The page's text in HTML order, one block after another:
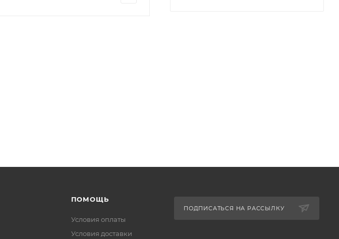
ПОМОЩЬ
Условия оплаты
Условия доставки
ПОДПИСАТЬСЯ НА РАССЫЛКУ